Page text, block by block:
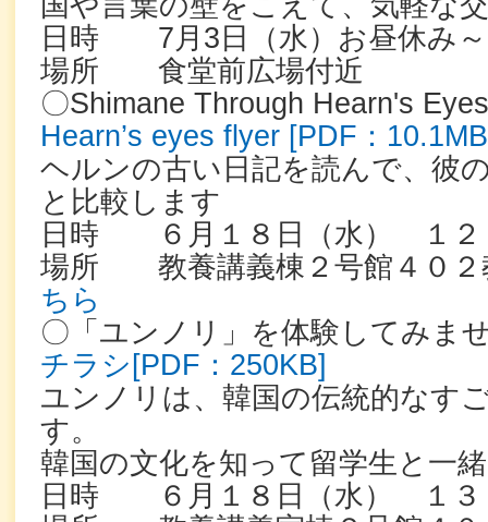
日時 7月3日（水）お昼休み～
場所 食堂前広場付近
〇Shimane Through Hearn's
Hearn’s eyes flyer [PDF：
ヘルンの古い日記を読んで、彼
と比較します
日時 ６月１８日（水） １２
場所 教養講義棟２号館４０
ちら
〇「ユンノリ」を体験してみ
チラシ[PDF：250KB]
ユンノリは、韓国の伝統的なす
す。
韓国の文化を知って留学生と一
日時 ６月１８日（水） １３